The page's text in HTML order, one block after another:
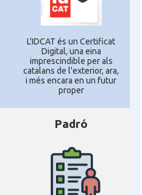
L'IDCAT és un Certificat
Digital, una eina
imprescindible per als
catalans de l'exterior, ara,
i més encara en un futur
proper
Padró